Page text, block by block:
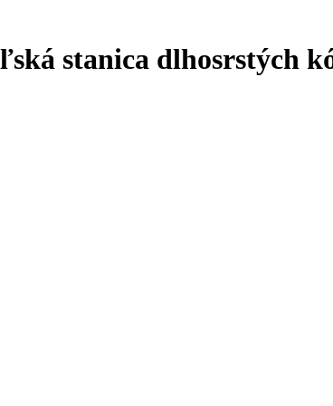
stanica dlhosrstých